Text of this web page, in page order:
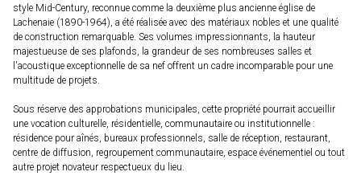
style Mid-Century, reconnue comme la deuxième plus ancienne église de
Lachenaie (1890-1964), a été réalisée avec des matériaux nobles et une qualité
de construction remarquable. Ses volumes impressionnants, la hauteur
majestueuse de ses plafonds, la grandeur de ses nombreuses salles et
l'acoustique exceptionnelle de sa nef offrent un cadre incomparable pour une
multitude de projets.
Sous réserve des approbations municipales, cette propriété pourrait accueillir
une vocation culturelle, résidentielle, communautaire ou institutionnelle :
résidence pour aînés, bureaux professionnels, salle de réception, restaurant,
centre de diffusion, regroupement communautaire, espace événementiel ou tout
autre projet novateur respectueux du lieu.